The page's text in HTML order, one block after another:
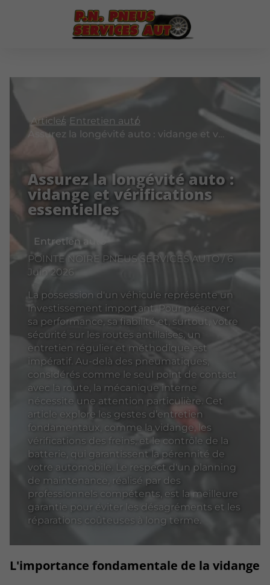
Articles Entretien auto
Assurez la longévité auto : vidange et vérifications essentielles
Assurez la longévité auto :
vidange et vérifications
essentielles
Entretien auto
POINTE NOIRE PNEUS SERVICES AUTO / 6
Juin 2026
La possession d'un véhicule représente un
investissement important. Pour préserver
sa performance, sa fiabilité et, surtout, votre
sécurité sur les routes antillaises, un
entretien régulier et méthodique est
impératif. Au-delà des pneumatiques,
considérés comme le seul point de contact
avec la route, la mécanique interne
nécessite une attention particulière. Cet
article explore les gestes d’entretien
fondamentaux, comme la vidange, les
vérifications des freins, et le contrôle de la
batterie, qui garantissent la pérennité de
votre automobile. Le respect d'un planning
de maintenance, réalisé par des
professionnels compétents, est la meilleure
garantie pour éviter les désagréments et les
réparations coûteuses à long terme.
L'importance fondamentale de la vidange